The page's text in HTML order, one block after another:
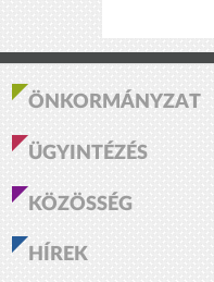
ÖNKORMÁNYZAT
ÜGYINTÉZÉS
KÖZÖSSÉG
HÍREK